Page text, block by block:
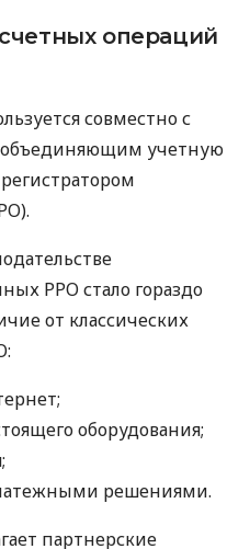
операций
совместно с
объединяющим учетную
РРО стало гораздо
от классических
оборудования;
решениями.
партнерские